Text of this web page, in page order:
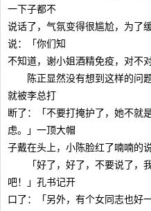
一下子都不
说话了，气氛变得很尴尬，为了
说：「你们知
不知道，谢小姐酒精免疫，对不
陈正显然没有想到这样的问题
就被李总打
断了：「不要打掩护了，她不就
虑。」一顶大帽
子戴在头上，小陈脸红了喃喃的
「好了，好了，不要说了，我
吧！」孔书记开
口了：「另外，有个女同志也好